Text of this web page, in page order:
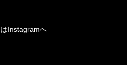
Instagramへ